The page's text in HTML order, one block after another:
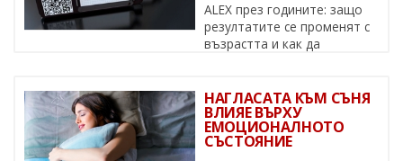
ALEX през годините: защо
резултатите се променят с
възрастта и как да
НАГЛАСАТА КЪМ СЪНЯ
ВЛИЯЕ ВЪРХУ
ЕМОЦИОНАЛНОТО
СЪСТОЯНИЕ